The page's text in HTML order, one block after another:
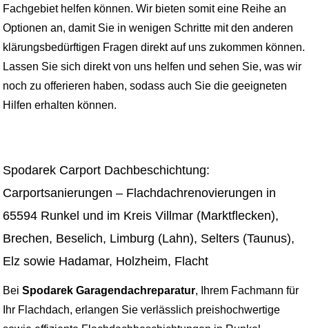
Fachgebiet helfen können. Wir bieten somit eine Reihe an
Optionen an, damit Sie in wenigen Schritte mit den anderen
klärungsbedürftigen Fragen direkt auf uns zukommen können.
Lassen Sie sich direkt von uns helfen und sehen Sie, was wir
noch zu offerieren haben, sodass auch Sie die geeigneten
Hilfen erhalten können.
Spodarek Carport Dachbeschichtung:
Carportsanierungen – Flachdachrenovierungen in
65594 Runkel und im Kreis Villmar (Marktflecken),
Brechen, Beselich, Limburg (Lahn), Selters (Taunus),
Elz sowie Hadamar, Holzheim, Flacht
Bei Spodarek Garagendachreparatur, Ihrem Fachmann für
Ihr Flachdach, erlangen Sie verlässlich preishochwertige